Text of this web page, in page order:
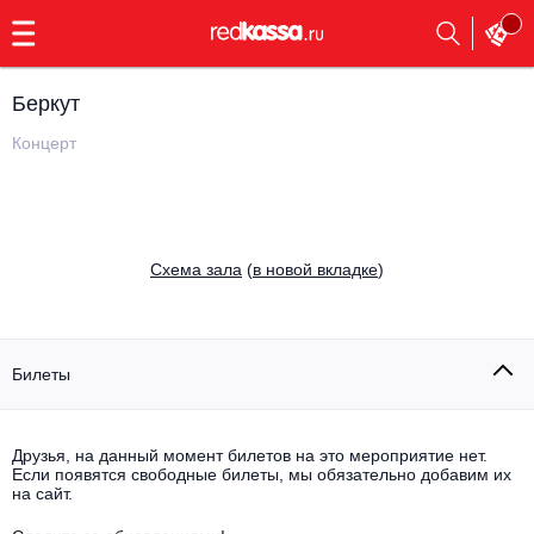
Выбрать другой город
23:00
Заказать
обратный
Rap, hip-hop, RnB
Концерты на теплоходе
Все события
Опера
Все события
Беркут
Концерт
Cхема зала (в новой вкладке)
Билеты
Друзья, на данный момент билетов на это мероприятие нет.
Если появятся свободные билеты, мы обязательно добавим их
на сайт.